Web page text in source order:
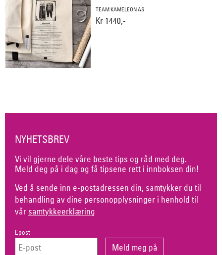
TEAM KAMELEON AS
Kr 1440,-
NYHETSBREV
Vi vil gjerne dele våre beste tips og råd med deg.
Meld deg på i dag og få tipsene rett i innboksen din!
Ved å sende inn e-postadressen din, samtykker du til
behandling av dine personopplysninger i henhold til
vår samtykkeerklæring
Epost